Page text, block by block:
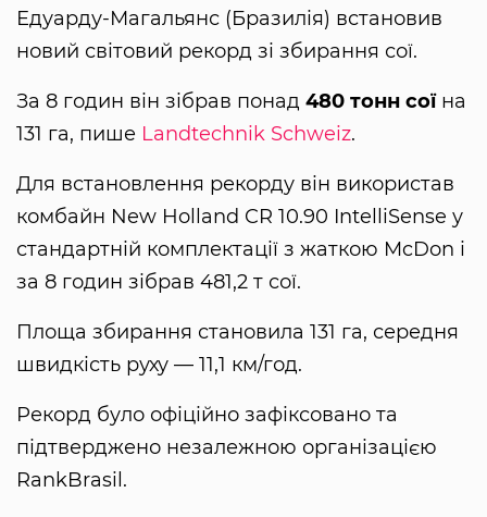
Едуарду-Магальянс (Бразилія) встановив
новий світовий рекорд зі збирання сої.
За 8 годин він зібрав понад 480 тонн соїна
131 га, пише Landtechnik Schweiz.
Для встановлення рекорду він використав
комбайн New Holland CR 10.90 IntelliSense у
стандартній комплектації з жаткою McDon і
за 8 годин зібрав 481,2 т сої.
Площа збирання становила 131 га, середня
швидкість руху — 11,1 км/год.
Рекорд було офіційно зафіксовано та
підтверджено незалежною організацією
RankBrasil.